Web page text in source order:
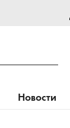
Новости